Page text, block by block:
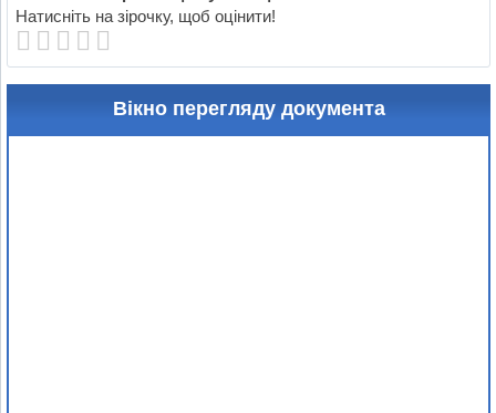
Натисніть на зірочку, щоб оцінити!
Вікно перегляду документа